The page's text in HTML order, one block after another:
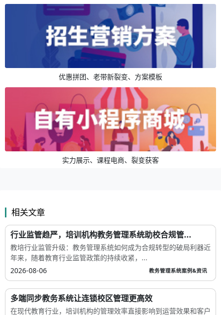
优惠拼团、老带新裂变、方案模板
实力展示、课程电商、裂变获客
相关文章
行业监管趋严，培训机构教务管理系统助校合规管...
教培行业监管升级：教务管理系统如何成为合规转型的破局利器近
年来，随着教育行业监管政策的持续收紧，...
2026-08-06
教务管理系统案例&资讯
多端同步教务系统让连锁校区管理更高效
在现代教育行业，培训机构的管理效率直接影响到运营效果和客户